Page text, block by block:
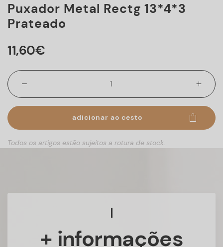
Puxador Metal Rectg 13*4*3
Prateado
11,60€
adicionar ao cesto
Todos os artigos estão sujeitos a rotura de stock.
+ informações